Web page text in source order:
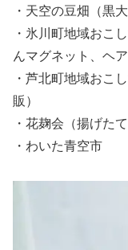
・天空の豆畑（黒
・氷川町地域おこ
んマグネット、ヘ
・芦北町地域おこ
販）
・花麹会（揚げた
・わいた青空市